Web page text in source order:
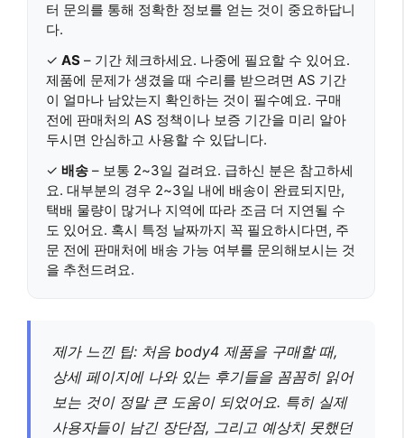
터 문의를 통해 정확한 정보를 얻는 것이 중요하답니
다.
✓ AS – 기간 체크하세요. 나중에 필요할 수 있어요.
제품에 문제가 생겼을 때 수리를 받으려면 AS 기간
이 얼마나 남았는지 확인하는 것이 필수예요. 구매
전에 판매처의 AS 정책이나 보증 기간을 미리 알아
두시면 안심하고 사용할 수 있답니다.
✓ 배송 – 보통 2~3일 걸려요. 급하신 분은 참고하세
요. 대부분의 경우 2~3일 내에 배송이 완료되지만,
택배 물량이 많거나 지역에 따라 조금 더 지연될 수
도 있어요. 혹시 특정 날짜까지 꼭 필요하시다면, 주
문 전에 판매처에 배송 가능 여부를 문의해보시는 것
을 추천드려요.
제가 느낀 팁: 처음 body4 제품을 구매할 때,
상세 페이지에 나와 있는 후기들을 꼼꼼히 읽어
보는 것이 정말 큰 도움이 되었어요. 특히 실제
사용자들이 남긴 장단점, 그리고 예상치 못했던